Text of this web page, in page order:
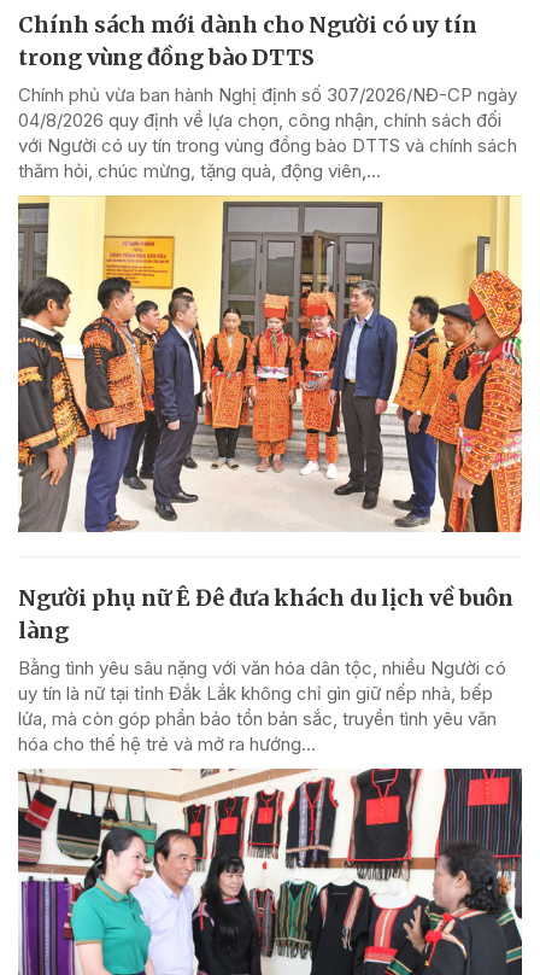
Chính sách mới dành cho Người có uy tín
trong vùng đồng bào DTTS
Chính phủ vừa ban hành Nghị định số 307/2026/NĐ-CP ngày
04/8/2026 quy định về lựa chọn, công nhận, chính sách đối
với Người có uy tín trong vùng đồng bào DTTS và chính sách
thăm hỏi, chúc mừng, tặng quà, động viên,...
Người phụ nữ Ê Đê đưa khách du lịch về buôn
làng
Bằng tình yêu sâu nặng với văn hóa dân tộc, nhiều Người có
uy tín là nữ tại tỉnh Đắk Lắk không chỉ gìn giữ nếp nhà, bếp
lửa, mà còn góp phần bảo tồn bản sắc, truyền tình yêu văn
hóa cho thế hệ trẻ và mở ra hướng...